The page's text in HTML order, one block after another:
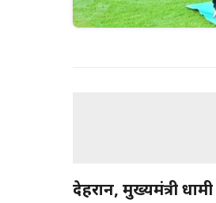
देहरादून, मुख्यमंत्री